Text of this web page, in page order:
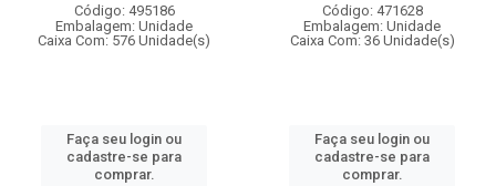
Código: 495186
Embalagem: Unidade
Caixa Com: 576 Unidade(s)
Faça seu login ou
cadastre-se para
comprar.
Código: 471628
Embalagem: Unidade
Caixa Com: 36 Unidade(s)
Faça seu login ou
cadastre-se para
comprar.